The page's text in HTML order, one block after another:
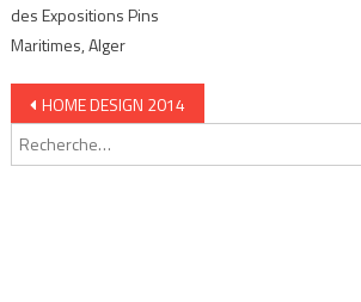
des Expositions Pins
Maritimes, Alger
Navigation de l’article
HOME DESIGN 2014
Rechercher :